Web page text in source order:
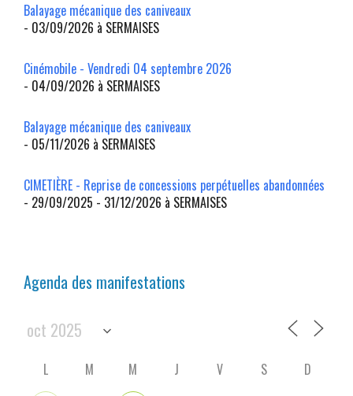
Balayage mécanique des caniveaux
- 03/09/2026 à SERMAISES
Cinémobile - Vendredi 04 septembre 2026
- 04/09/2026 à SERMAISES
Balayage mécanique des caniveaux
- 05/11/2026 à SERMAISES
CIMETIÈRE - Reprise de concessions perpétuelles abandonnées
- 29/09/2025 - 31/12/2026 à SERMAISES
Agenda des manifestations
L M M J V S D